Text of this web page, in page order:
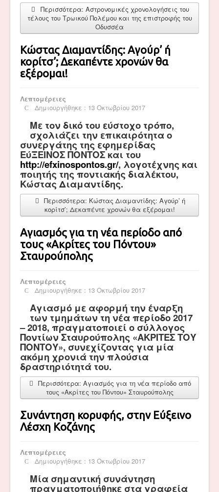
Περισσότερα: Αστρονομικές χρονολογήσεις του
τέλους του Τρωικού Πολέμου και της επιστροφής του
Οδυσσέα
Κώστας Διαμαντίδης: Αγούρ’ ή
κορίτσ’; Δεκαπέντε χρονών θα
εξέρομαι!
Λεπτομέρειες
Δημιουργήθηκε : 13 Οκτωβρίου 2017
Με τον δικό του εύστοχο τρόπο,
σχολιάζει την επικαιρότητα ο
συνεργάτης της εφημερίδας
ΕύΞΕΙΝΟΣ ΠΟΝΤΟΣ και του
http://efxinospontos.gr/, λογοτέχνης και
ποιητής της ποντιακής διαλέκτου,
Κώστας Διαμαντίδης.
Περισσότερα: Κώστας Διαμαντίδης: Αγούρ’ ή
κορίτσ’; Δεκαπέντε χρονών θα εξέρομαι!
Αγιασμός για τη νέα περίοδο από
τους «Ακρίτες του Πόντου»
Σταυρούπολης
Λεπτομέρειες
Δημιουργήθηκε : 13 Οκτωβρίου 2017
Αγιασμό με αφορμή την έναρξη
των τμημάτων τη νέα περίοδο 2017
– 2018, πραγματοποιεί ο σύλλογος
Ποντίων Σταυρούπολης «ΑΚΡΙΤΕΣ ΤΟΥ
ΠΟΝΤΟΥ», συνεχίζοντας για μία
ακόμη χρονιά την πλούσια
δραστηριότητά του.
Περισσότερα: Αγιασμός για τη νέα περίοδο από
τους «Ακρίτες του Πόντου» Σταυρούπολης
Συνάντηση κορυφής, στην Εύξεινο
Λέσχη Κοζάνης
Λεπτομέρειες
Δημιουργήθηκε : 13 Οκτωβρίου 2017
Μία σημαντική συνάντηση
πραγματοποιήθηκε στα γραφεία